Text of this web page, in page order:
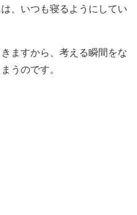
、いつも寝るようにしてい
ますから、考える瞬間をな
うのです。